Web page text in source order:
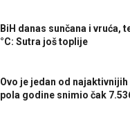
BiH danas sunčana i vruća,
°C: Sutra još toplije
Ovo je jedan od najaktivnijih
pola godine snimio čak